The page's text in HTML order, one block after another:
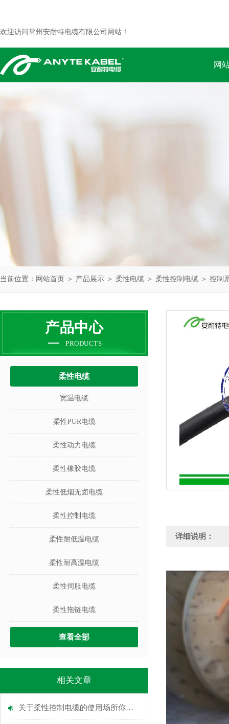
欢迎访问常州安耐特电缆有限公司网站！
网
当前位置： 网站首页 ＞ 产品展示 ＞ 柔性电缆 ＞ 柔性控制电缆 ＞ 控制
产品中心
PRODUCTS
柔性电缆
宽温电缆
柔性PUR电缆
柔性动力电缆
柔性橡胶电缆
柔性低烟无卤电缆
柔性控制电缆
柔性耐低温电缆
柔性耐高温电缆
柔性伺服电缆
柔性拖链电缆
查看全部
相关文章
关于柔性控制电缆的使用场所你知道多少？
详细说明：